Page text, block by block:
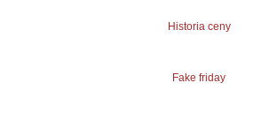
Historia ceny
Fake friday